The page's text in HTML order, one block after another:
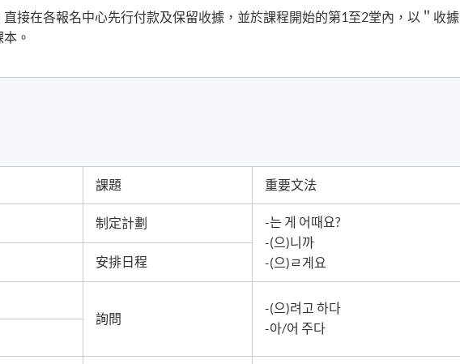
接在各報名中心先行付款及保留收據，並於課程開始的第1至2堂內，以＂收據
。
課題 重要文法
制定計劃
-는 게 어때요?
-(으)니까
-(으)ㄹ게요
安排日程
詢問
-(으)려고 하다
-아/어 주다